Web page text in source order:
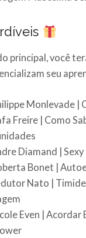
principal, você
seu
Monlevade |
Freire | Como
Diamand | Sexy
Bonet |
Nato |
Even | Acordar